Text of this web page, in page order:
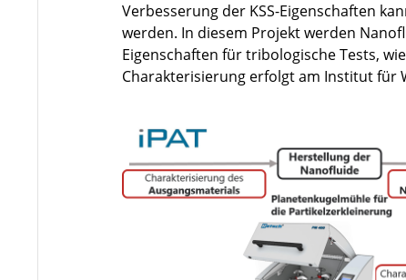
Verbesserung der KSS-Eigenschaften
werden. In diesem Projekt werden
Eigenschaften für tribologische Tests,
Charakterisierung erfolgt am Institut für